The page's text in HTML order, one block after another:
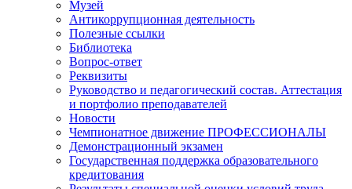
Музей
Антикоррупционная деятельность
Полезные ссылки
Библиотека
Вопрос-ответ
Реквизиты
Руководство и педагогический состав. Аттестация
и портфолио преподавателей
Новости
Чемпионатное движение ПРОФЕССИОНАЛЫ
Демонстрационный экзамен
Государственная поддержка образовательного
кредитования